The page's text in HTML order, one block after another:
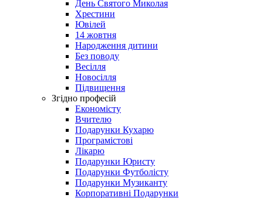
День Святого Миколая
Хрестини
Ювілей
14 жовтня
Народження дитини
Без поводу
Весілля
Новосілля
Підвищення
Згідно професій
Економісту
Вчителю
Подарунки Кухарю
Програмістові
Лікарю
Подарунки Юристу
Подарунки Футболісту
Подарунки Музиканту
Корпоративні Подарунки